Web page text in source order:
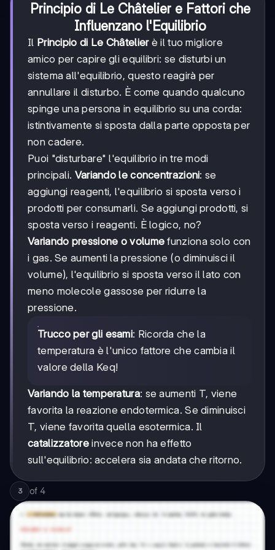
Principio di Le Châtelier e Fattori che
Influenzano l'Equilibrio
Il Principio di Le Châtelierè il tuo migliore
amico per capire gli equilibri: se disturbi un
sistema all'equilibrio, questo reagirà per
annullare il disturbo. È come quando qualcuno
spinge una persona in equilibrio su una corda:
istintivamente si sposta dalla parte opposta per
non cadere.
Puoi "disturbare" l'equilibrio in tre modi
principali. Variando le concentrazioni: se
aggiungi reagenti, l'equilibrio si sposta verso i
prodotti per consumarli. Se aggiungi prodotti, si
sposta verso i reagenti. È logico, no?
Variando pressione o volume funziona solo con
i gas. Se aumenti la pressione (o diminuisci il
volume), l'equilibrio si sposta verso il lato con
meno molecole gassose per ridurre la
pressione.
Trucco per gli esami: Ricorda che la
temperatura è l'unico fattore che cambia il
valore della Keq!
Variando la temperatura: se aumenti T, viene
favorita la reazione endotermica. Se diminuisci
T, viene favorita quella esotermica. Il
catalizzatoreinvece non ha effetto
sull'equilibrio: accelera sia andata che ritorno.
3 of 4